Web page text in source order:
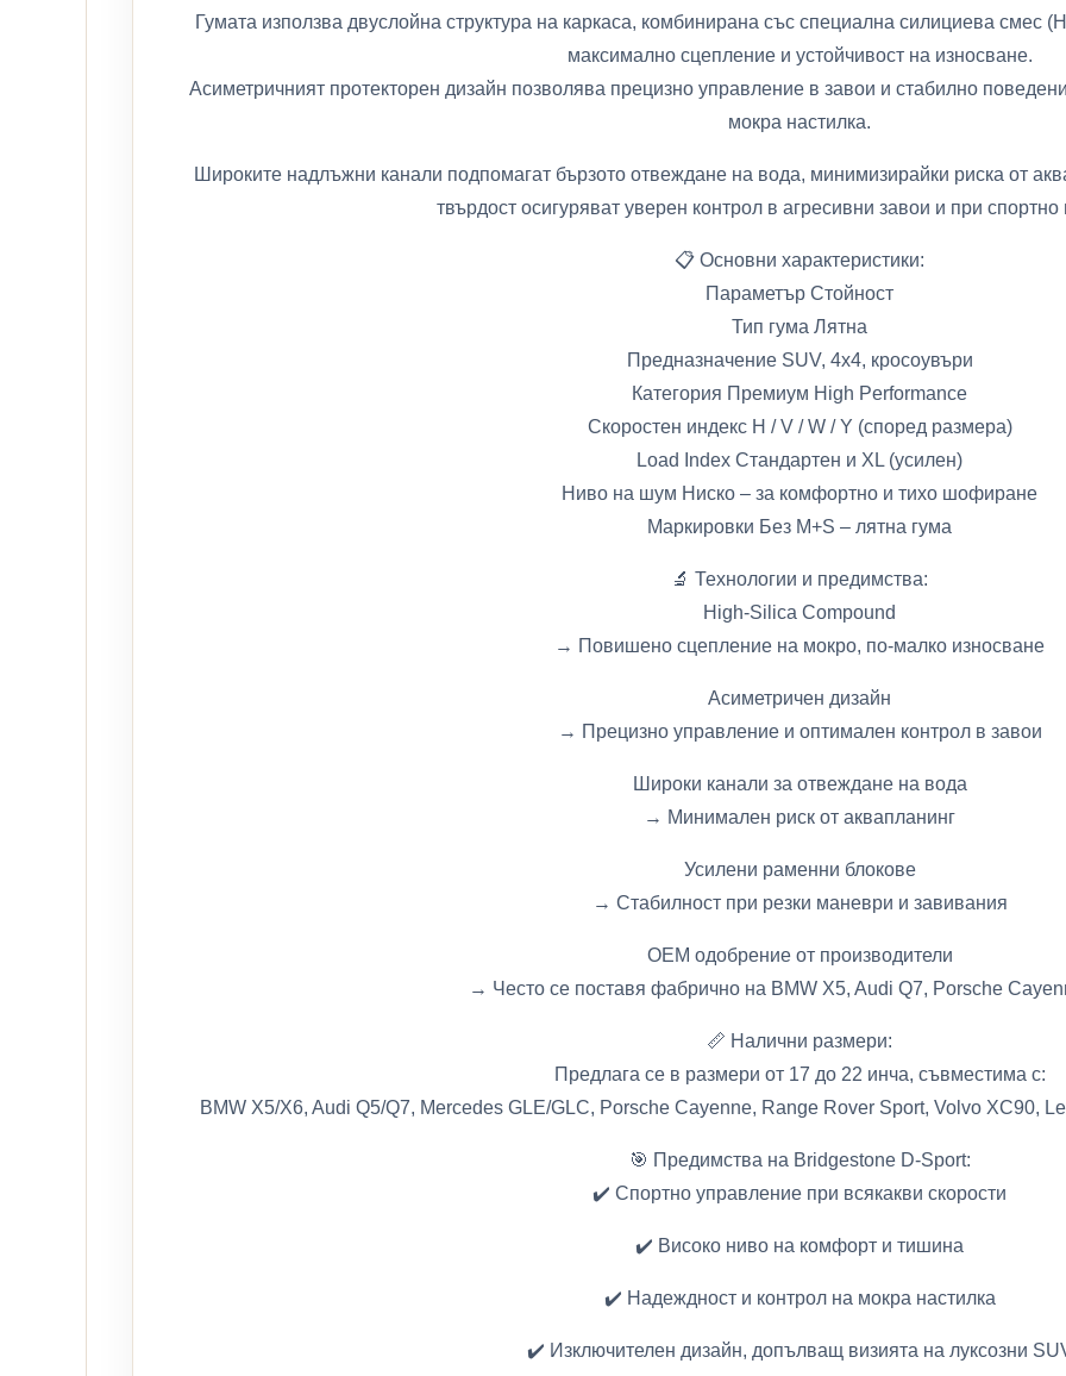
Гумата използва двуслойна структура на каркаса, комбинирана със специална силициева смес
максимално сцепление и устойчивост на износване.
Асиметричният протекторен дизайн позволява прецизно управление в завои и стабилно
мокра настилка.
Широките надлъжни канали подпомагат бързото отвеждане на вода, минимизирайки риска от
твърдост осигуряват уверен контрол в агресивни завои и при
📋 Основни характеристики:
Параметър Стойност
Тип гума Лятна
Предназначение SUV, 4x4, кросоувъри
Категория Премиум High Performance
Скоростен индекс H / V / W / Y (според размера)
Load Index Стандартен и XL (усилен)
Ниво на шум Ниско – за комфортно и тихо шофиране
Маркировки Без M+S – лятна гума
🔬 Технологии и предимства:
High-Silica Compound
→ Повишено сцепление на мокро, по-малко износване
Асиметричен дизайн
→ Прецизно управление и оптимален контрол в завои
Широки канали за отвеждане на вода
→ Минимален риск от аквапланинг
Усилени раменни блокове
→ Стабилност при резки маневри и завивания
OEM одобрение от производители
→ Често се поставя фабрично на BMW X5, Audi Q7, Porsche
📏 Налични размери:
Предлага се в размери от 17 до 22 инча, съвместима с:
BMW X5/X6, Audi Q5/Q7, Mercedes GLE/GLC, Porsche Cayenne, Range Rover Sport, Volvo XC90,
🎯 Предимства на Bridgestone D-Sport:
✔️ Спортно управление при всякакви скорости
✔️ Високо ниво на комфорт и тишина
✔️ Надеждност и контрол на мокра настилка
✔️ Изключителен дизайн, допълващ визията на луксозни